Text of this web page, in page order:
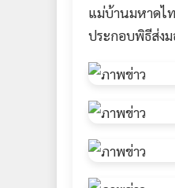
แม่บ้านมหาดไ
ประกอบพิธีส่ง